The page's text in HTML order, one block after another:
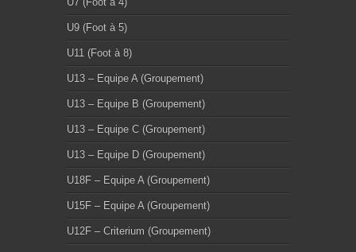
U9 (Foot à 5)
U11 (Foot à 8)
U13 – Equipe A (Groupement)
U13 – Equipe B (Groupement)
U13 – Equipe C (Groupement)
U13 – Equipe D (Groupement)
U18F – Equipe A (Groupement)
U15F – Equipe A (Groupement)
U12F – Criterium (Groupement)